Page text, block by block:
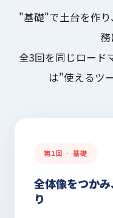
"基礎"で土台を作
務
全3回を同じロード
は"使えるツ
第1回 · 基礎
全体像をつかみ
り